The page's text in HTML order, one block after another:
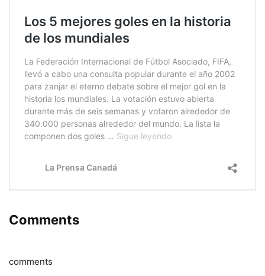
Comments
comments